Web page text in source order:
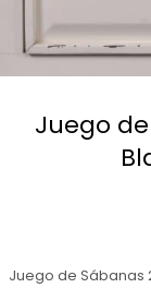
Juego
Juego de Sábanas